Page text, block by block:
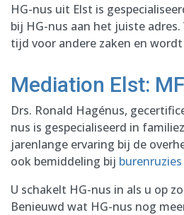
HG-nus uit Elst is
bij HG-nus aan het juiste
tijd voor andere zaken en
Mediation Elst:
Drs. Ronald Hagénus,
nus is gespecialiseerd in
jarenlange ervaring bij de
ook bemiddeling bij burenruzies
U schakelt HG-nus in als u op
Benieuwd wat HG-nus nog